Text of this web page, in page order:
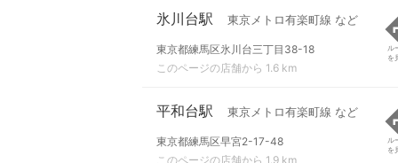
氷川台駅 東京メトロ有楽町線 など
東京都練馬区氷川台三丁目38-18
このページの店舗から 1.6 km
ル
を
平和台駅 東京メトロ有楽町線 など
東京都練馬区早宮2-17-48
このページの店舗から 1.9 km
ル
を